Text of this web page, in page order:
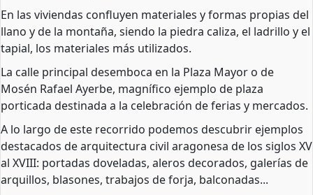
En las viviendas confluyen materiales y formas propias del
llano y de la montaña, siendo la piedra caliza, el ladrillo y el
tapial, los materiales más utilizados.
La calle principal desemboca en la Plaza Mayor o de
Mosén Rafael Ayerbe, magnífico ejemplo de plaza
porticada destinada a la celebración de ferias y mercados.
A lo largo de este recorrido podemos descubrir ejemplos
destacados de arquitectura civil aragonesa de los siglos XV
al XVIII: portadas doveladas, aleros decorados, galerías de
arquillos, blasones, trabajos de forja, balconadas...